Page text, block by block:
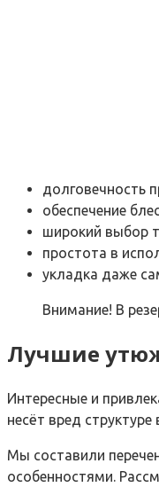
долговечность
обеспечение
широкий выбор
простота в
укладка даже
Внимание! В
Лучшие
Интересные и
несёт вред
Мы составили
особенностями.